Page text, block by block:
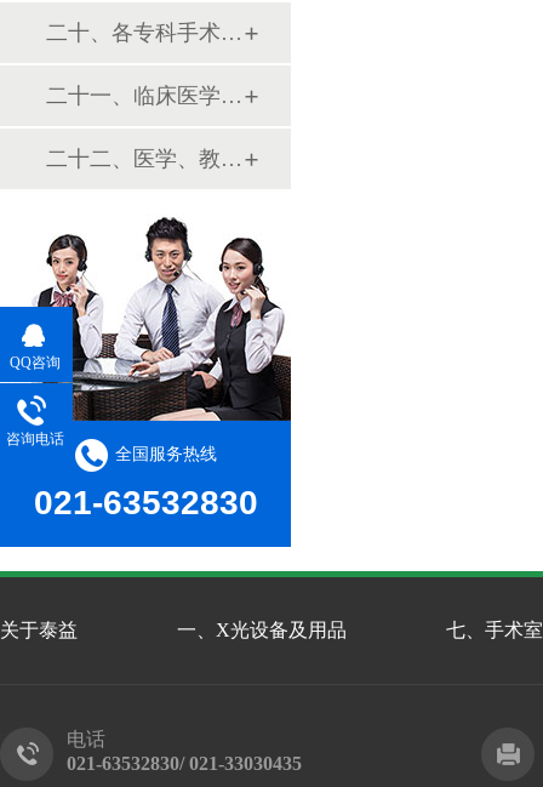
二十、各专科手术器械包
二十一、临床医学训练模型
二十二、医学、教学模型
全国服务热线
021-63532830
关于泰益 一、X光设备及用品 七、手术
电话
021-63532830/ 021-33030435
QQ咨询
咨询电话